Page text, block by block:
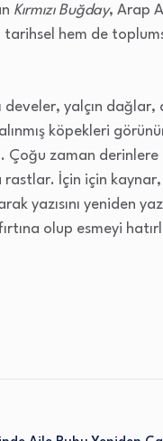
Kırmızı Buğday, Arap
tarihsel hem de
yalçın dağlar,
köpekleri
Çoğu zaman derinlere
rastlar. İçin için
yazısını yeniden
olup esmeyi